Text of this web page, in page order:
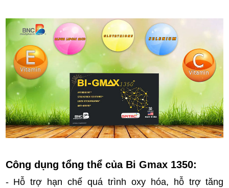
Công dụng tổng thể của Bi Gmax 1350:
- Hỗ trợ hạn chế quá trình oxy hóa, hỗ trợ tăng